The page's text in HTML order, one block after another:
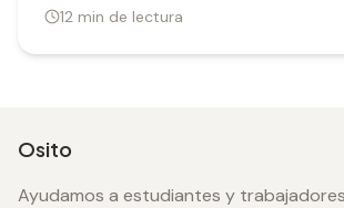
12 min de lectura
Osito
Ayudamos a estudiantes y